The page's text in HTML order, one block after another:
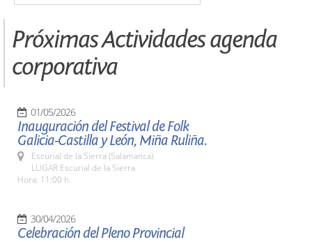
Próximas Actividades agenda
corporativa
01/05/2026
Inauguración del Festival de Folk
Galicia-Castilla y León, Miña Ruliña.
Escurial de la Sierra (Salamanca)
LUGAR Escurial de la Sierra
Hora: 11:00 h.
30/04/2026
Celebración del Pleno Provincial